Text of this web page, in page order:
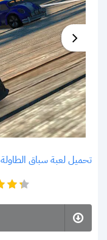
تحميل لعبة سباق الطاولة